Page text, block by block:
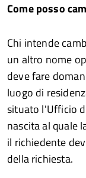
Come posso
Chi intende
un altro nome
deve fare
luogo di
situato l'Ufficio
nascita al quale
il richiedente
della richiesta.